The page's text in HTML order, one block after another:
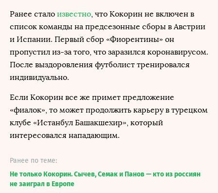
Ранее стало известно, что Кокорин не включен в
список команды на предсезонные сборы в Австрии
и Испании. Первый сбор «Фиорентины» он
пропустил из-за того, что заразился коронавирусом.
После выздоровления футболист тренировался
индивидуально.
Если Кокорин все же примет предложение
«фиалок», то может продолжить карьеру в турецком
клубе «Истанбул Башакшехир», который
интересовался нападающим.
Ранее по теме:
Не только Кокорин. Сычев, Семак и Панов — кто из россиян
не заиграл в Европе